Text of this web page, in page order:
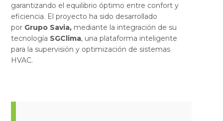
garantizando el equilibrio óptimo entre confort y
eficiencia. El proyecto ha sido desarrollado
por Grupo Savia, mediante la integración de su
tecnología SGClima, una plataforma inteligente
para la supervisión y optimización de sistemas
HVAC.